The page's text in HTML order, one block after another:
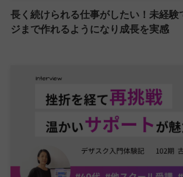
長く続けられる仕事がしたい！未経験
ジまで作れるようになり成長を実感